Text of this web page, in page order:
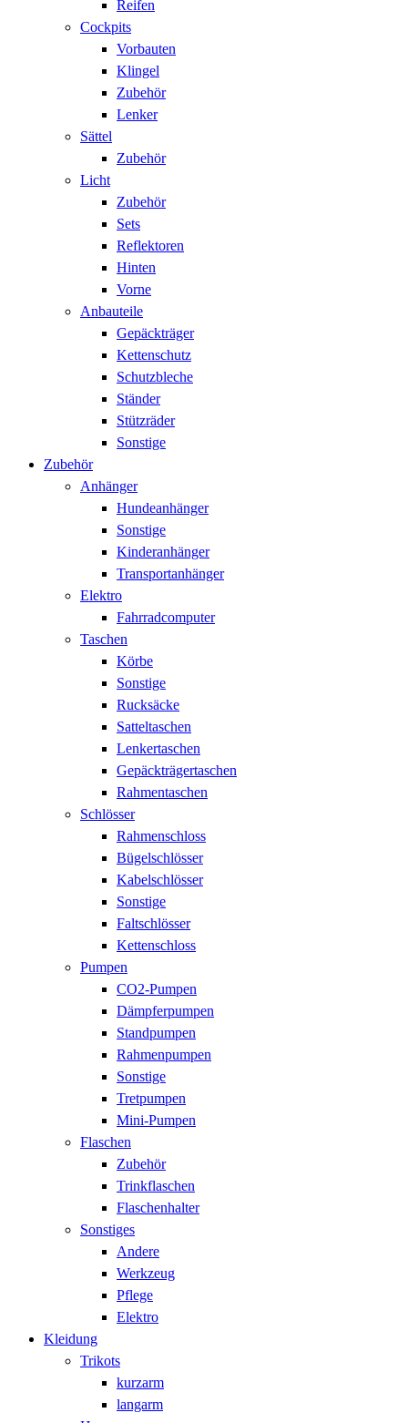
Reifen
Cockpits
Vorbauten
Klingel
Zubehör
Lenker
Sättel
Zubehör
Licht
Zubehör
Sets
Reflektoren
Hinten
Vorne
Anbauteile
Gepäckträger
Kettenschutz
Schutzbleche
Ständer
Stützräder
Sonstige
Zubehör
Anhänger
Hundeanhänger
Sonstige
Kinderanhänger
Transportanhänger
Elektro
Fahrradcomputer
Taschen
Körbe
Sonstige
Rucksäcke
Satteltaschen
Lenkertaschen
Gepäckträgertaschen
Rahmentaschen
Schlösser
Rahmenschloss
Bügelschlösser
Kabelschlösser
Sonstige
Faltschlösser
Kettenschloss
Pumpen
CO2-Pumpen
Dämpferpumpen
Standpumpen
Rahmenpumpen
Sonstige
Tretpumpen
Mini-Pumpen
Flaschen
Zubehör
Trinkflaschen
Flaschenhalter
Sonstiges
Andere
Werkzeug
Pflege
Elektro
Kleidung
Trikots
kurzarm
langarm